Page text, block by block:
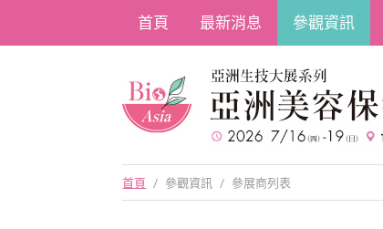
首頁 最新消息 參觀資訊
首頁 / 參觀資訊 / 參展商列表